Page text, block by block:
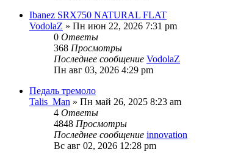
Ibanez SRX750 NATURAL FLAT
VodolaZ » Пн июн 22, 2026 7:31 pm
0 Ответы
368 Просмотры
Последнее сообщение VodolaZ
Пн авг 03, 2026 4:29 pm
Педаль тремоло
Talis_Man » Пн май 26, 2025 8:23 am
4 Ответы
4848 Просмотры
Последнее сообщение innovation
Вс авг 02, 2026 12:28 pm